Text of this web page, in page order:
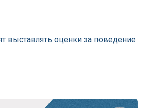
выставлять оценки за поведение